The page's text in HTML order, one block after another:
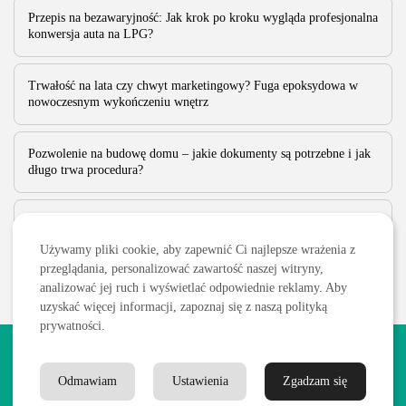
Przepis na bezawaryjność: Jak krok po kroku wygląda profesjonalna
konwersja auta na LPG?
Trwałość na lata czy chwyt marketingowy? Fuga epoksydowa w
nowoczesnym wykończeniu wnętrz
Pozwolenie na budowę domu – jakie dokumenty są potrzebne i jak
długo trwa procedura?
są chronione prawem autorskim.
Kontakt
Używamy pliki cookie, aby zapewnić Ci najlepsze wrażenia z
przeglądania, personalizować zawartość naszej witryny,
analizować jej ruch i wyświetlać odpowiednie reklamy. Aby
uzyskać więcej informacji, zapoznaj się z naszą polityką
prywatności.
Zgadzam się
Ustawienia
Odmawiam